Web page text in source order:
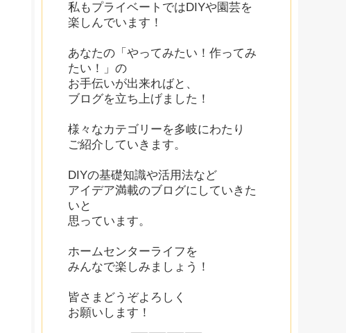
私もプライベートではDIYや園芸を
楽しんでいます！
あなたの「やってみたい！作ってみ
たい！」の
お手伝いが出来ればと、
ブログを立ち上げました！
様々なカテゴリーを多岐にわたり
ご紹介していきます。
DIYの基礎知識や活用法など
アイデア満載のブログにしていきた
いと
思っています。
ホームセンターライフを
みんなで楽しみましょう！
皆さまどうぞよろしく
お願いします！